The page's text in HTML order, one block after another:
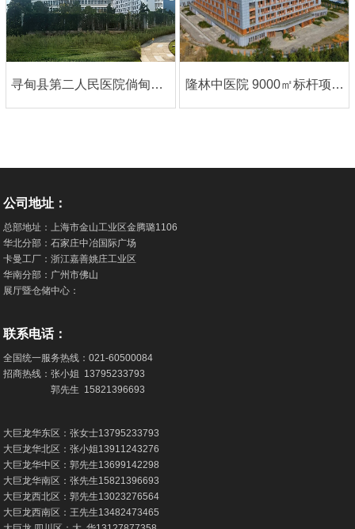
寻甸县第二人民医院倘甸分院｜中英双语案例 隆林中医院 9000㎡标杆项目，大巨龙塑胶地板成县域医疗选材范本
公司地址：
总部地址：上海市金山工业区金腾璐1106
华北分部：石家庄中冶国际广场
卡曼工厂：浙江嘉善姚庄工业区
华南分部：广州市佛山
展厅暨仓储中心：
联系电话：
全国统一服务热线：021-60500084
招商热线：张小姐 13795233793
郭先生 15821396693
大巨龙华东区：张女士13795233793
大巨龙华北区：张小姐 13911243276
大巨龙华中区：郭先生13699142298
大巨龙华南区：张先生15821396693
大巨龙西北区：郭先生13023276564
大巨龙西南区：王先生13482473465